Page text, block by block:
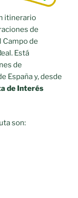
itinerario
de
Campo de
Está
de
España y, desde
de Interés
son: